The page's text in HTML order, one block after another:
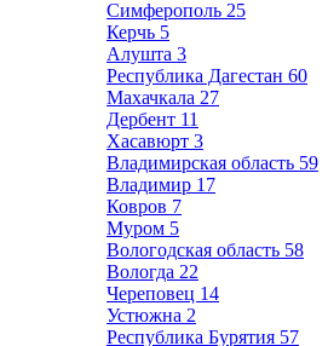
Симферополь 25
Керчь 5
Алушта 3
Республика Дагестан 60
Махачкала 27
Дербент 11
Хасавюрт 3
Владимирская область 59
Владимир 17
Ковров 7
Муром 5
Вологодская область 58
Вологда 22
Череповец 14
Устюжна 2
Республика Бурятия 57